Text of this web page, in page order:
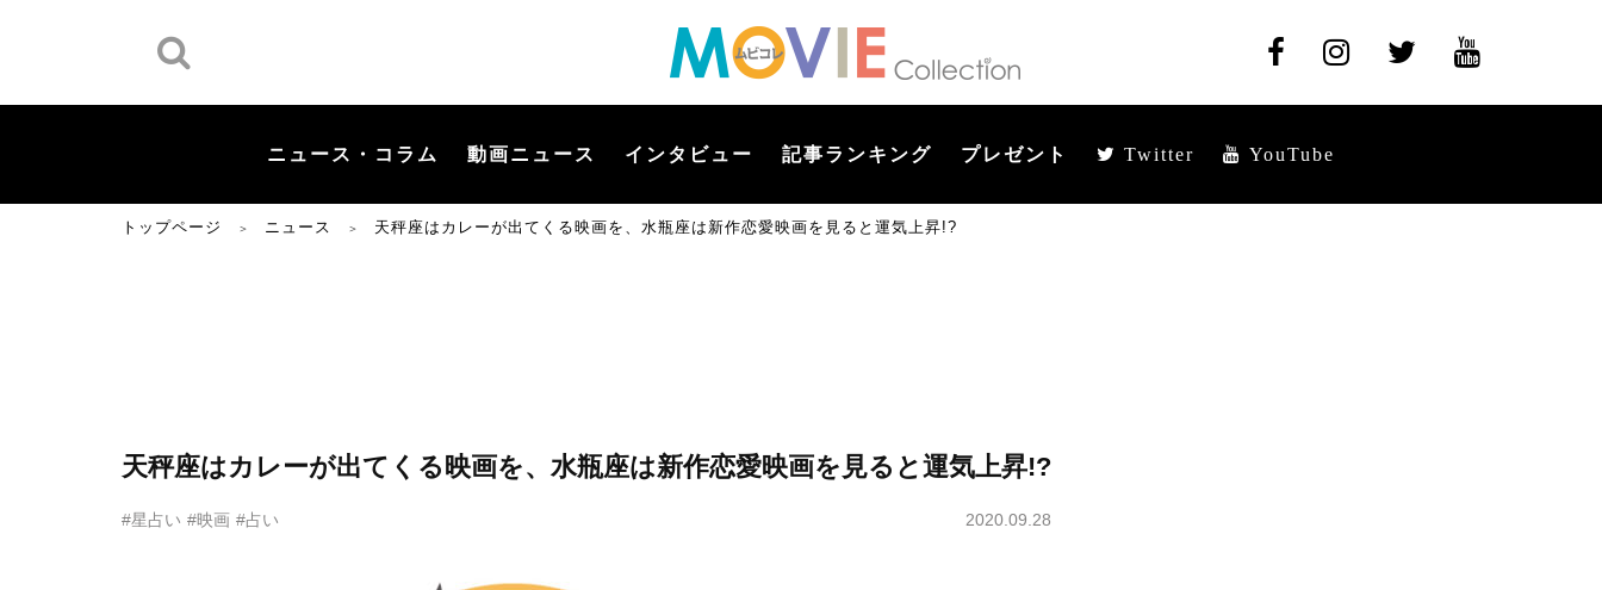
ニュース・コラム 動画ニュース インタビュー 記事ランキング プレゼント Twitter YouTube
トップページ ＞ ニュース ＞ 天秤座はカレーが出てくる映画を、水瓶座は新作恋愛映画を見ると運気上昇!?
天秤座はカレーが出てくる映画を、水瓶座は新作恋愛映画を見ると運気上昇!?
#星占い #映画 #占い 2020.09.28